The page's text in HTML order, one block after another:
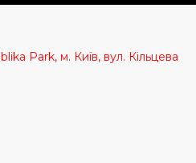
Park, м. Київ, вул. Кільцева